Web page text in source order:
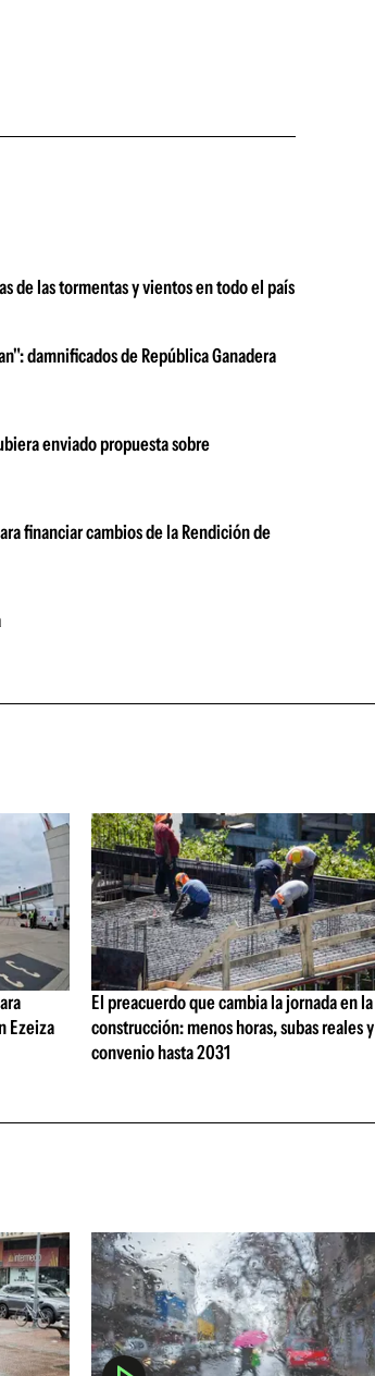
de las tormentas y vientos en todo el país
damnificados de República Ganadera
enviado propuesta sobre
financiar cambios de la Rendición de
Ezeiza
El preacuerdo que cambia la jornada en la
construcción: menos horas, subas reales y
convenio hasta 2031